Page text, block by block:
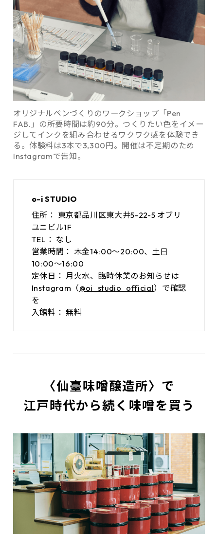
オリジナルペンづくりのワークショップ「Pen
FAB.」の所要時間は約90分。つくりたい色をイメー
ジしてインクを組み合わせるワクワク感を体験でき
る。体験料は3本で3,300円。開催は不定期のため
Instagramで告知。
o-i STUDIO
住所： 東京都品川区東大井5-22-5 オブリ
ユニビル1F
TEL： なし
営業時間： 木金14:00～20:00、土日
10:00～16:00
定休日： 月火水、臨時休業のお知らせは
Instagram（@oi_studio_official）で確認
を
入館料： 無料
〈仙臺味噌醸造所〉で
江戸時代から続く味噌を買う